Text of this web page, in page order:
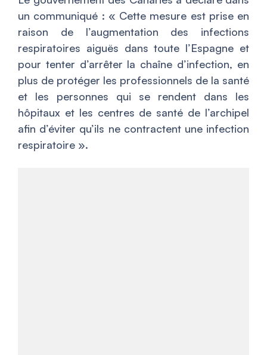
un communiqué : « Cette mesure est prise en
raison de l’augmentation des infections
respiratoires aiguës dans toute l’Espagne et
pour tenter d’arrêter la chaîne d’infection, en
plus de protéger les professionnels de la santé
et les personnes qui se rendent dans les
hôpitaux et les centres de santé de l’archipel
afin d’éviter qu’ils ne contractent une infection
respiratoire ».